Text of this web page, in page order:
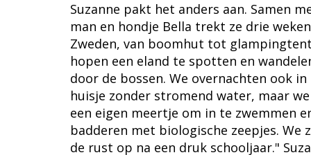
Suzanne pakt het anders aan. Samen
man en hondje Bella trekt ze drie
Zweden, van boomhut tot
hopen een eland te spotten en
door de bossen. We overnachten ook in
huisje zonder stromend water, maar
een eigen meertje om in te zwemmen
badderen met biologische zeepjes. We
de rust op na een druk schooljaar."